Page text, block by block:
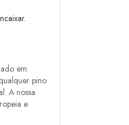
em
pino
A nossa
e